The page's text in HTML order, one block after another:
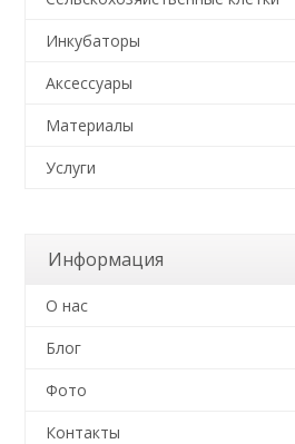
Инкубаторы
Аксессуары
Материалы
Услуги
Информация
О нас
Блог
Фото
Контакты